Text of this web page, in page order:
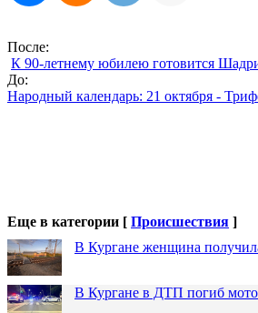
После:
К 90-летнему юбилею готовится
До:
Народный календарь: 21 октября -
Еще в категории [ Происшествия ]
В Кургане женщина
В Кургане в ДТП погиб